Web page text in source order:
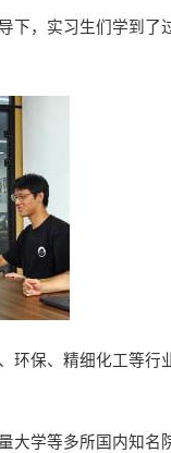
下，实习生们学到了
环保、精细化工等行
大学等多所国内知名